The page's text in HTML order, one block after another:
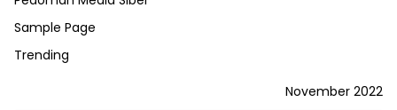
Sample Page
Trending
November 2022